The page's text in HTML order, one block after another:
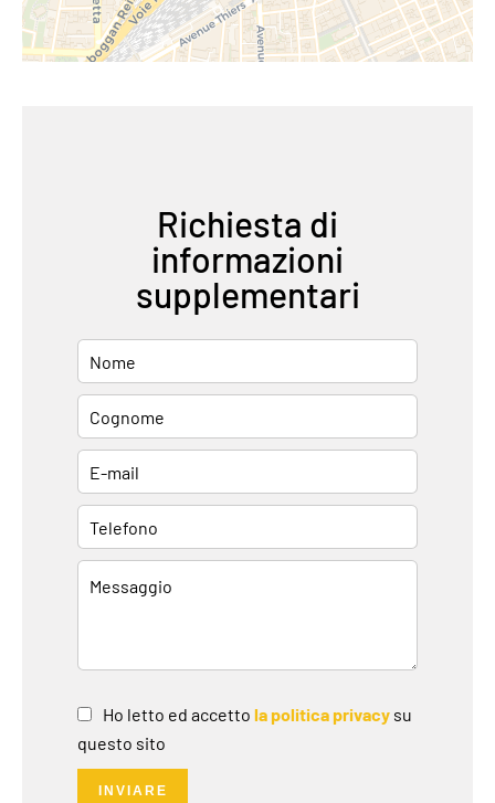
Richiesta di
informazioni
supplementari
Ho letto ed accetto la politica privacy su
questo sito
INVIARE